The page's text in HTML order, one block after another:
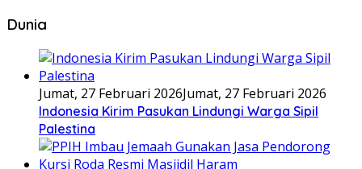
Dunia
Jumat, 27 Februari 2026Jumat, 27 Februari 2026
Indonesia Kirim Pasukan Lindungi Warga Sipil
Palestina